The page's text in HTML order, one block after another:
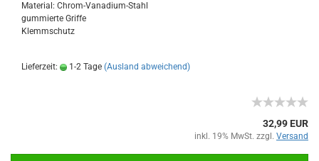
Material: Chrom-Vanadium-Stahl
gummierte Griffe
Klemmschutz
Lieferzeit: 1-2 Tage (Ausland abweichend)
32,99 EUR
inkl. 19% MwSt. zzgl. Versand